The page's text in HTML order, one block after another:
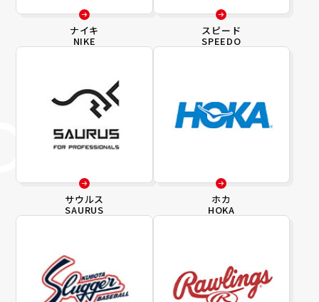
ナイキ
NIKE
スピード
SPEEDO
サウルス
SAURUS
ホカ
HOKA